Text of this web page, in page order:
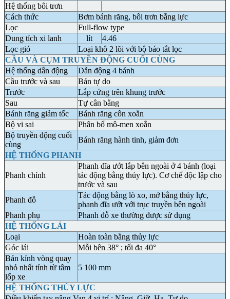
Hệ thống bôi trơn
Cách thức
Bơm bánh răng, bôi trơn bằng lực
Lọc
Full-flow type
Dung tích xi lanh
lít
4.46
Lọc gió
Loại khô 2 lõi với bộ báo tắt lọc
CẦU VÀ CỤM TRUYỀN ĐỘNG CUỐI CÙNG
Hệ thống dẫn động
Dẫn động 4 bánh
Cầu trước và sau
Bán tự do
Trước
Lắp cứng trên khung trước
Sau
Tự cân bằng
Bánh răng giảm tốc
Bánh răng côn xoắn
Bộ vi sai
Phân bổ mô-men xoắn
Bộ truyền động cuối
cùng
Bánh răng hành tinh, giảm đơn
HỆ THỐNG PHANH
Phanh chính
Phanh đĩa ướt lắp bên ngoài ở 4 bánh (loại
tác động bằng thủy lực). Cơ chế độc lập cho
trước và sau
Phanh đỗ
Tác động bằng lò xo, mở bằng thủy lực,
phanh đĩa ướt với trục truyền bên ngoài
Phanh phụ
Phanh đỗ xe thường được sử dụng
HỆ THỐNG LÁI
Loại
Hoàn toàn bằng thủy lực
Góc lái
Mỗi bên 38° ; tối đa 40°
Bán kính vòng quay
nhỏ nhất tính từ tâm
lốp xe
5 100 mm
HỆ THỐNG THỦY LỰC